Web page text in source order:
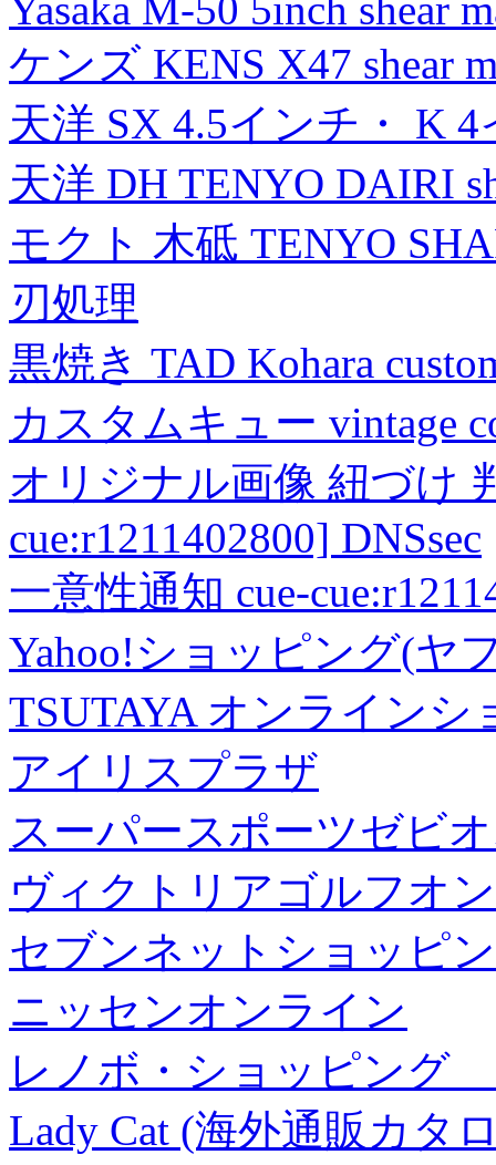
ケンズ KENS X47 shear
天洋 SX 4.5インチ・ K
天洋 DH TENYO DAIRI
モクト 木砥 TENYO
刃処理
黒焼き TAD Kohara
カスタムキュー vintage
オリジナル画像 紐づけ
cue:r1211402800] DNSsec
一意性通知 cue-
Yahoo!ショッピング(ヤ
TSUTAYA オンラインシ
アイリスプラザ
スーパースポーツゼビ
ヴィクトリアゴルフオ
セブンネットショッピ
ニッセンオンライン
レノボ・ショッピング
Lady Cat (海外通販カタ